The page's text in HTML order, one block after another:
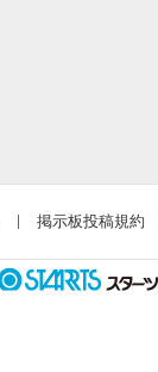
掲示板投稿規約